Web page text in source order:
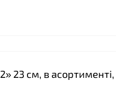
23 см, в